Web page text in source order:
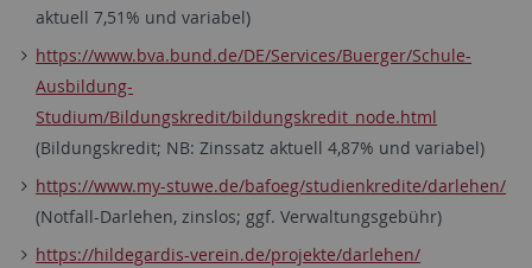
aktuell 7,51% und variabel)
https://www.bva.bund.de/DE/Services/Buerger/Schule-
Ausbildung-
Studium/Bildungskredit/bildungskredit_node.html
(Bildungskredit; NB: Zinssatz aktuell 4,87% und variabel)
https://www.my-stuwe.de/bafoeg/studienkredite/darlehen/
(Notfall-Darlehen, zinslos; ggf. Verwaltungsgebühr)
https://hildegardis-verein.de/projekte/darlehen/